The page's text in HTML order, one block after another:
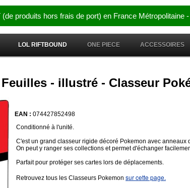
produits hors frais de port) en France
LOL RIFTBOUND ONE PIECE ACCESSOIRES
- illustré - Classeur
EAN : 074427852498
Conditionné à l'unité.
C'est un grand classeur rigide décoré Pokemon avec anneaux
On peut y ranger ses collections et permet d'échanger
Parfait pour protéger ses cartes lors de déplacements.
Retrouvez tous les Classeurs Pokemon sur cette page.